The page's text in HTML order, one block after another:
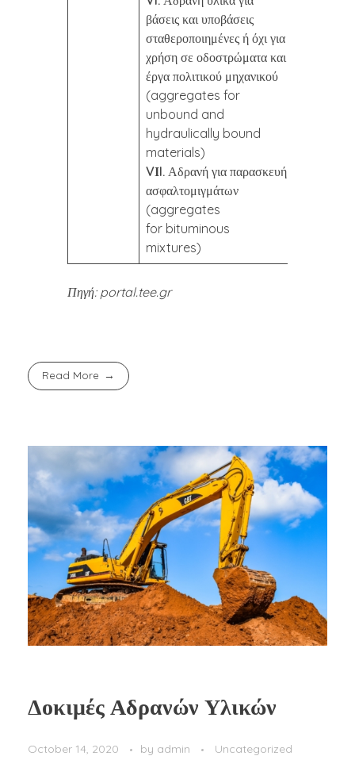
βάσεις και υποβάσεις
σταθεροποιημένες ή όχι για
χρήση σε οδοστρώματα και
έργα πολιτικού μηχανικού
(aggregates for
unbound and
hydraulically bound
materials)
VΙI. Αδρανή για παρασκευή
ασφαλτομιγμάτων
(aggregates
for bituminous
mixtures)
Πηγή: portal.tee.gr
Read More
Δοκιμές Αδρανών Υλικών
October 14, 2020 by admin Uncategorized